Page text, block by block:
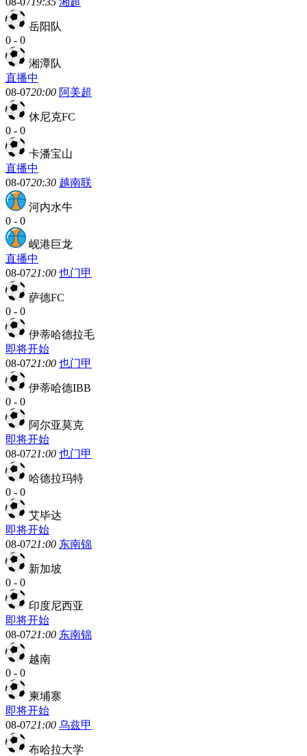
岳阳队
0 - 0
湘潭队
直播中
08-0720:00 阿美超
休尼克FC
0 - 0
卡潘宝山
直播中
08-0720:30 越南联
河内水牛
0 - 0
岘港巨龙
直播中
08-0721:00 也门甲
萨德FC
0 - 0
伊蒂哈德拉毛
即将开始
08-0721:00 也门甲
伊蒂哈德IBB
0 - 0
阿尔亚莫克
即将开始
08-0721:00 也门甲
哈德拉玛特
0 - 0
艾毕达
即将开始
08-0721:00 东南锦
新加坡
0 - 0
印度尼西亚
即将开始
08-0721:00 东南锦
越南
0 - 0
柬埔寨
即将开始
08-0721:00 乌兹甲
布哈拉大学